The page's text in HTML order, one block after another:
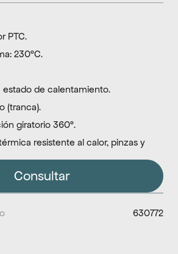
PTC.
230°C.
estado de calentamiento.
(tranca).
giratorio 360°.
resistente al calor, pinzas y
Consultar
630772